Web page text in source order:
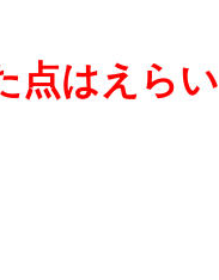
点はえらい